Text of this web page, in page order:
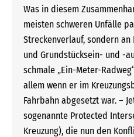
Was in diesem
meisten schweren Unfälle
Streckenverlauf, sondern an
und Grundstücksein- und -
schmale „Ein-Meter-
allem wenn er im
Fahrbahn abgesetzt war. –
sogenannte Protected
Kreuzung), die nun den